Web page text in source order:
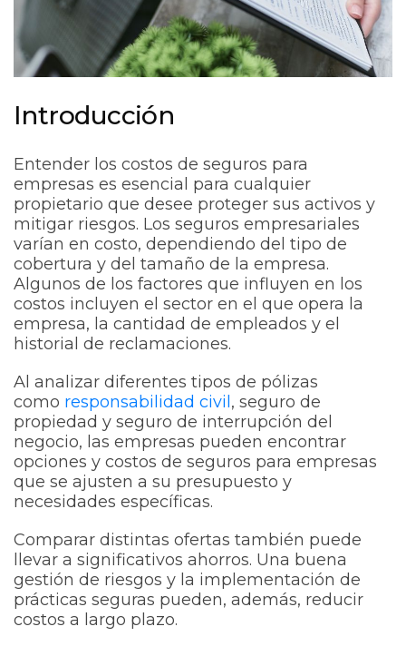
Introducción
Entender los costos de seguros para
empresas es esencial para cualquier
propietario que desee proteger sus activos y
mitigar riesgos. Los seguros empresariales
varían en costo, dependiendo del tipo de
cobertura y del tamaño de la empresa.
Algunos de los factores que influyen en los
costos incluyen el sector en el que opera la
empresa, la cantidad de empleados y el
historial de reclamaciones.
Al analizar diferentes tipos de pólizas
como responsabilidad civil, seguro de
propiedad y seguro de interrupción del
negocio, las empresas pueden encontrar
opciones y costos de seguros para empresas
que se ajusten a su presupuesto y
necesidades específicas.
Comparar distintas ofertas también puede
llevar a significativos ahorros. Una buena
gestión de riesgos y la implementación de
prácticas seguras pueden, además, reducir
costos a largo plazo.